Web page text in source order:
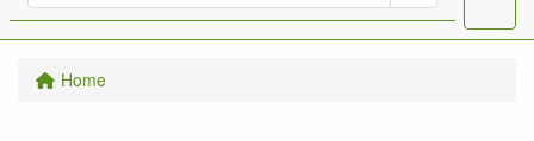
Home